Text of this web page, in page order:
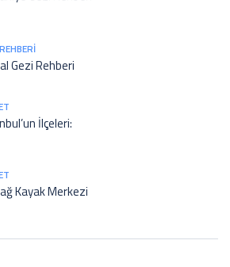
Gezi Rehberi
İlçeleri:
Kayak Merkezi